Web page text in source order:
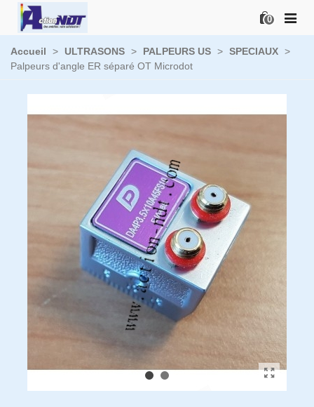
0
Accueil > ULTRASONS > PALPEURS US > SPECIAUX >
Palpeurs d'angle ER séparé OT Microdot